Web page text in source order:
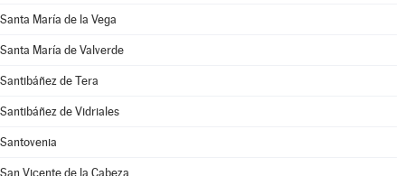
Santa María de la Vega
Santa María de Valverde
Santibáñez de Tera
Santibáñez de Vidriales
Santovenia
San Vicente de la Cabeza